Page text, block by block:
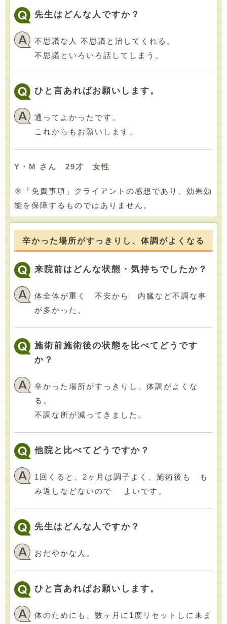
先生はどんな人ですか？
不思議な人 不思議と治してくれる。
不思議といろいろ話してしまう。
ひと言あればお願いします。
通ってよかったです。
これからもお願いします。
Y・M さん 29才 女性
※「免責事項」クライアントの感想であり、効果効
能を保障するものではありません。
辛かった場所がすっきりし、体調がよくなる
来院前はどんな状態・気持ちでしたか？
体全体が重く 不安から 内臓など不調な事
が多かった。
施術前施術後の状態を比べてどうです
か？
辛かった場所がすっきりし、体調がよくな
る。
不調な所が減ってきました。
他院と比べてどうですか？
1回くると、2ヶ月は調子よく、施術後も も
み返しなどないので よいです。
先生はどんな人ですか？
おだやかな人。
ひと言あればお願いします。
体のためにも、数ヶ月に1度リセットしに来ま